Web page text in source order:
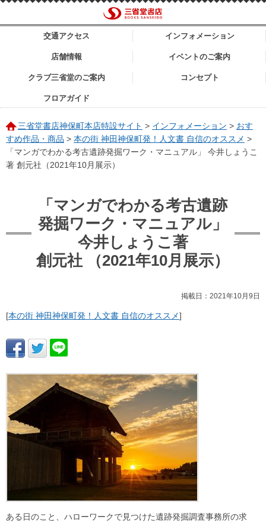
交通アクセス インフォメーション
店舗情報 イベントのご案内
クラブ三省堂のご案内 コンセプト
フロアガイド
三省堂書店神保町本店特設サイト > インフォメーション > おす
すめ作品・商品 > 本の街 神田神保町発！人文書 自信のオススメ >
「マンガでわかる考古遺跡発掘ワーク・マニュアル」 今井しょうこ
著 創元社（2021年10月展示）
「マンガでわかる考古遺跡
発掘ワーク・マニュアル」
今井しょうこ著
創元社 （2021年10月展示）
掲載日：2021年10月9日
[本の街 神田神保町発！人文書 自信のオススメ]
ある日のこと、ハローワークで見つけた遺跡発掘調査事務所の求